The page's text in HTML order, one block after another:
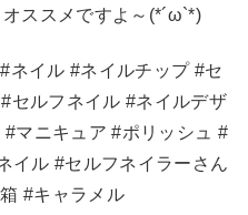
ススメですよ～(*´ω`*)
ネイル #ネイルチップ #セ
セルフネイル #ネイルデザ
マニキュア #ポリッシュ #
イル #セルフネイラーさん
#キャラメル